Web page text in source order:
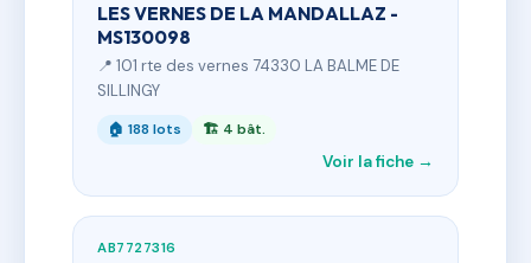
LES VERNES DE LA MANDALLAZ -
MS130098
📍 101 rte des vernes 74330 LA BALME DE
SILLINGY
🏠 188 lots 🏗 4 bât.
Voir la fiche →
AB7727316